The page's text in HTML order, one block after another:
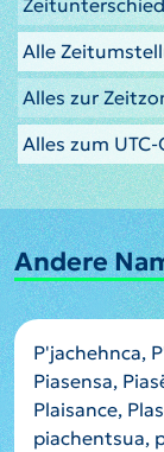
Alle
Alles zur
Alles zum
Andere
P'jachehnca,
Piasensa,
Plaisance,
piachentsua,